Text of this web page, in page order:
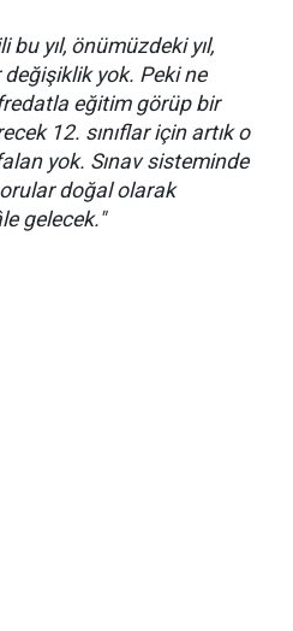
bu yıl, önümüzdeki yıl,
yok. Peki ne
eğitim görüp bir
12. sınıflar için artık o
yok. Sınav sisteminde
doğal olarak
gelecek."